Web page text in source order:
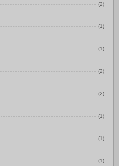
(2)
(1)
(1)
(2)
(2)
(1)
(1)
(1)